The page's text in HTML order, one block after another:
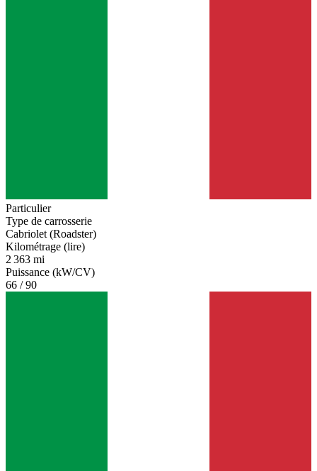
Particulier
Type de carrosserie
Cabriolet (Roadster)
Kilométrage (lire)
2 363 mi
Puissance (kW/CV)
66 / 90